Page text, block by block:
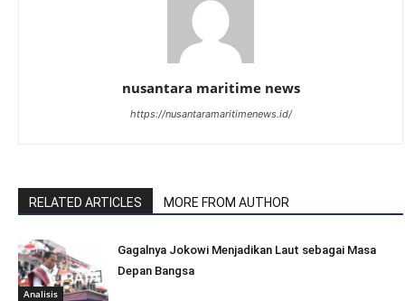
nusantara maritime news
https://nusantaramaritimenews.id/
RELATED ARTICLES MORE FROM AUTHOR
Analisis
Gagalnya Jokowi Menjadikan Laut sebagai Masa
Depan Bangsa